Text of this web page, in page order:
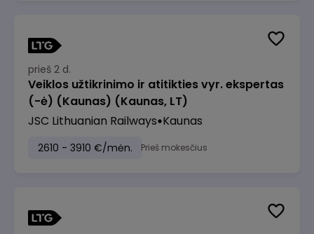
prieš 2 d.
Veiklos užtikrinimo ir atitikties vyr. ekspertas
(-ė) (Kaunas) (Kaunas, LT)
JSC Lithuanian Railways Kaunas
2610 - 3910 €/mėn. Prieš mokesčius